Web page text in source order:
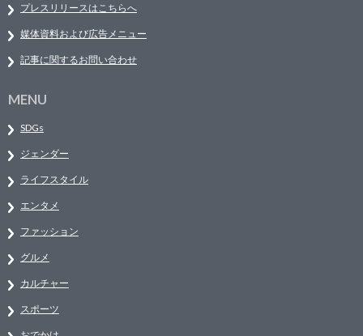
プレスリリースはこちらへ
媒体資料および広告メニュー
記事に関するお問い合わせ
MENU
SDGs
ジェンダー
ライフスタイル
エンタメ
ファッション
グルメ
カルチャー
スポーツ